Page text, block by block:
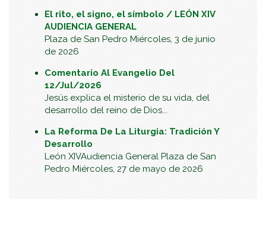
El rito, el signo, el símbolo / LEÓN XIV
AUDIENCIA GENERAL
Plaza de San Pedro Miércoles, 3 de junio
de 2026
Comentario Al Evangelio Del
12/Jul/2026
Jesús explica el misterio de su vida, del
desarrollo del reino de Dios...
La Reforma De La Liturgia: Tradición Y
Desarrollo
León XIVAudiencia General Plaza de San
Pedro Miércoles, 27 de mayo de 2026